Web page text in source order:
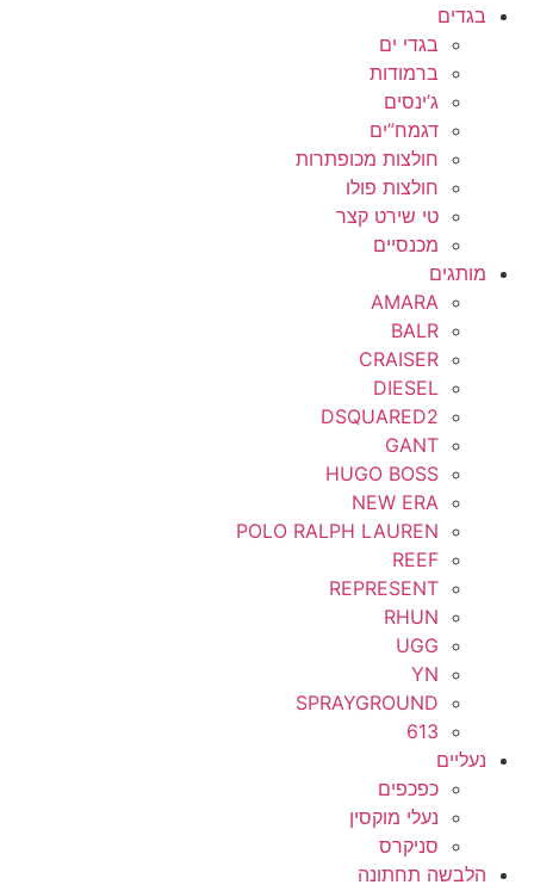
בגדים
בגדי ים
ברמודות
ג’ינסים
דגמח”ים
חולצות מכופתרות
חולצות פולו
טי שירט קצר
מכנסיים
מותגים
AMARA
BALR
CRAISER
DIESEL
DSQUARED2
GANT
HUGO BOSS
NEW ERA
POLO RALPH LAUREN
REEF
REPRESENT
RHUN
UGG
YN
SPRAYGROUND
613
נעליים
כפכפים
נעלי מוקסין
סניקרס
הלבשה תחתונה